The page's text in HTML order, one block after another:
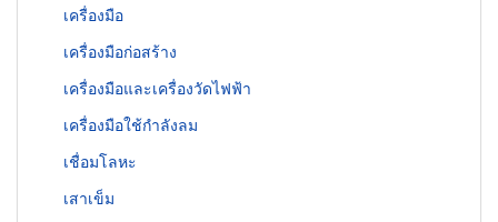
เครื่องมือ
เครื่องมือก่อสร้าง
เครื่องมือและเครื่องวัดไฟฟ้า
เครื่องมือใช้กำลังลม
เชื่อมโลหะ
เสาเข็ม